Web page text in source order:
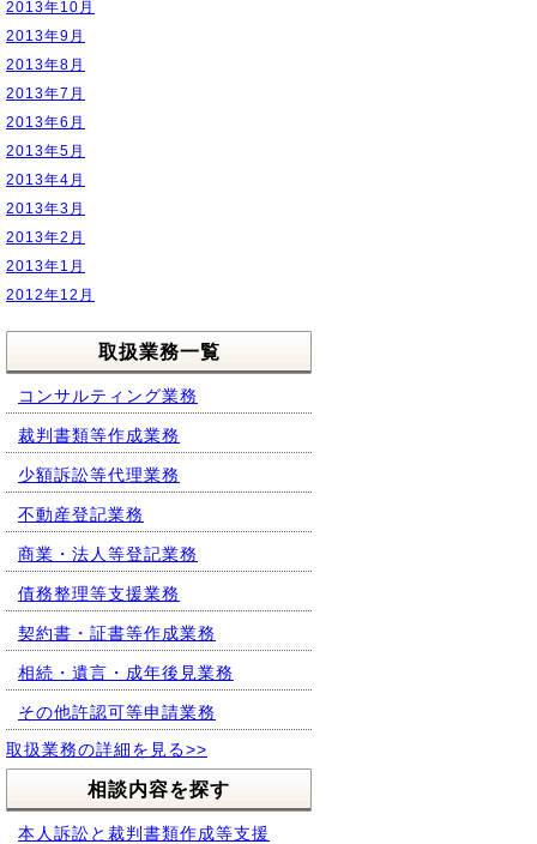
2013年10月
2013年9月
2013年8月
2013年7月
2013年6月
2013年5月
2013年4月
2013年3月
2013年2月
2013年1月
2012年12月
取扱業務一覧
コンサルティング業務
裁判書類等作成業務
少額訴訟等代理業務
不動産登記業務
商業・法人等登記業務
債務整理等支援業務
契約書・証書等作成業務
相続・遺言・成年後見業務
その他許認可等申請業務
取扱業務の詳細を見る>>
相談内容を探す
本人訴訟と裁判書類作成等支援